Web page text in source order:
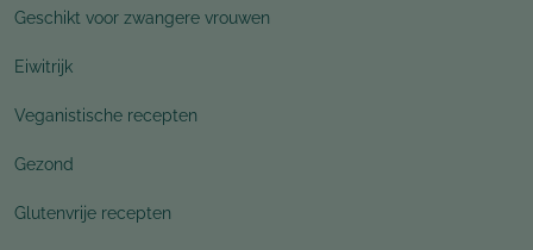
Geschikt voor zwangere vrouwen
Eiwitrijk
Veganistische recepten
Gezond
Glutenvrije recepten